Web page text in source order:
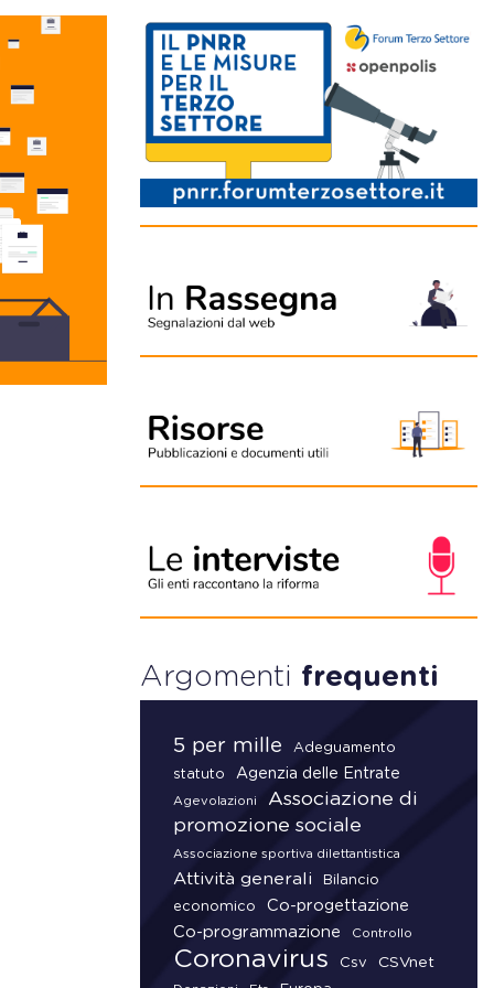
Argomenti frequenti
5 per mille
Adeguamento
statuto
Agenzia delle Entrate
Agevolazioni
Associazione di
promozione sociale
Associazione sportiva dilettantistica
Attività generali
Bilancio
economico
Co-progettazione
Co-programmazione
Controllo
Coronavirus Csv CSVnet